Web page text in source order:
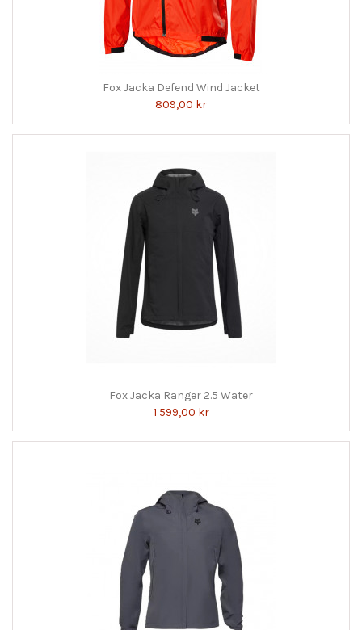
Fox Jacka Defend Wind Jacket
809,00 kr
Fox Jacka Ranger 2.5 Water
1 599,00 kr